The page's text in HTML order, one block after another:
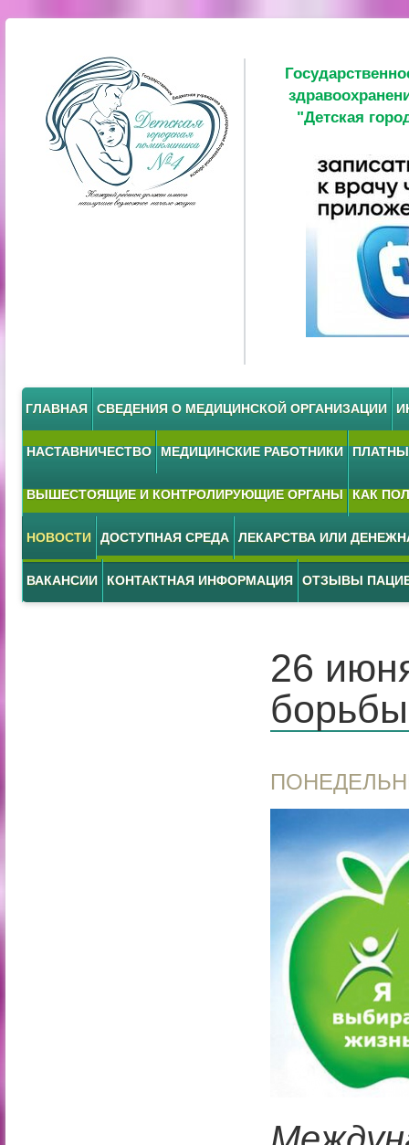
"Детская
ГЛАВНАЯ СВЕДЕНИЯ О МЕДИЦИНСКОЙ ОРГАНИЗАЦИИ
НАСТАВНИЧЕСТВО МЕДИЦИНСКИЕ РАБОТНИКИ
ВЫШЕСТОЯЩИЕ И КОНТРОЛИРУЮЩИЕ ОРГАНЫ КАК
НОВОСТИ ДОСТУПНАЯ СРЕДА ЛЕКАРСТВА ИЛИ
ВАКАНСИИ КОНТАКТНАЯ ИНФОРМАЦИЯ ОТЗЫВЫ
26